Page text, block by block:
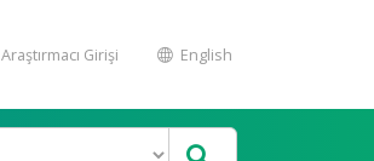
Araştırmacı Girişi English